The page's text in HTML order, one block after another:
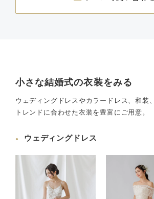
小さな結婚式の衣装をみる
ウェディングドレスやカラードレス、和装
トレンドに合わせた衣装を豊富にご用意。
ウェディングドレス